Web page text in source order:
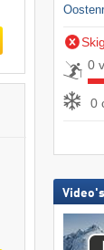
0
0
Video's